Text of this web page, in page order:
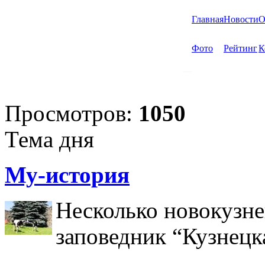
ГлавнаяНовости
Фото Рейтинг
Просмотров: 1050
Тема дня
Му-история
Несколько
заповедник